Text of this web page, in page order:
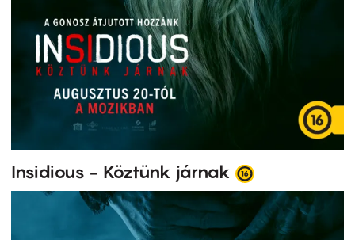
Insidious - Köztünk járnak